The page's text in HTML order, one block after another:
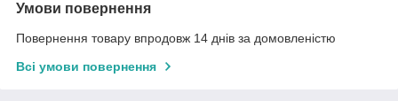
Умови повернення
Повернення товару впродовж 14 днів за домовленістю
Всі умови повернення